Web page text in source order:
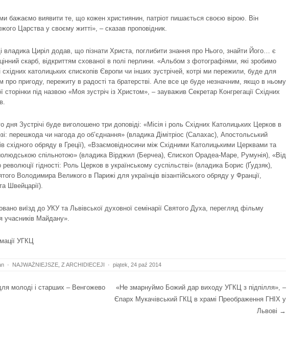
бажаємо виявити те, що кожен християнин, патріот пишається своєю вірою. Він
Царства у своєму житті», – сказав проповідник.
владика Циріл додав, що пізнати Христа, поглибити знання про Нього, знайти Його… є
скарб, відкриттям схованої в полі перлини. «Альбом з фотографіями, які зробимо
східних католицьких єпископів Європи чи інших зустрічей, котрі ми пережили, буде для
про пригоду, пережиту в радості та братерстві. Але все це буде незначним, якщо в ньому
сторінки під назвою «Моя зустріч із Христом», – зауважив Секретар Конгрегації Східних
Зустрічі буде виголошено три доповіді: «Місія і роль Східних Католицьких Церков в
перешкода чи нагода до об’єднання» (владика Дімітріос (Салахас), Апостольський
східного обряду в Греції), «Взаємовідносини між Східними Католицькими Церквами та
спільнотою» (владика Вірджил (Берчеа), Єпископ Орадеа-Маре, Румунія), «Від
революції гідності: Роль Церков в українському суспільстві» (владика Борис (Ґудзяк),
Володимира Великого в Парижі для українців візантійського обряду у Франції,
Швейцарії).
виїзд до УКУ та Львівської духовної семінарії Святого Духа, перегляд фільму
Майдану».
УГКЦ
· NAJWAŻNIEJSZE Z ARCHIDIECEJI · piątek, 24 paź 2014
молоді і старших – Венгожево
«Не змарнуймо Божий дар виходу УГКЦ з підпілля», –
Єпарх Мукачівський ГКЦ в храмі Преображення ГНІХ у
Львові →